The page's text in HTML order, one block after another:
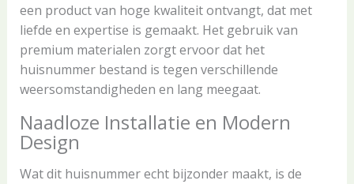
een product van hoge kwaliteit ontvangt, dat met
liefde en expertise is gemaakt. Het gebruik van
premium materialen zorgt ervoor dat het
huisnummer bestand is tegen verschillende
weersomstandigheden en lang meegaat.
Naadloze Installatie en Modern
Design
Wat dit huisnummer echt bijzonder maakt, is de